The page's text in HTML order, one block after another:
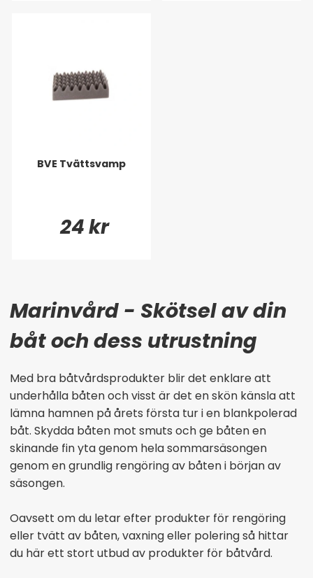
BVE Tvättsvamp
24 kr
Marinvård - Skötsel av din
båt och dess utrustning
Med bra båtvårdsprodukter blir det enklare att
underhålla båten och visst är det en skön känslaatt
lämna hamnen på årets första tur i en blankpolerad
båt. Skydda båten mot smuts och ge båten en
skinande fin yta genom hela sommarsäsongen
genom en grundlig rengöring av båten i början av
säsongen.
Oavsett om du letar efter produkter för rengöring
eller tvätt av båten, vaxning eller polering så hittar
du här ett stort utbud av produkter för båtvård.